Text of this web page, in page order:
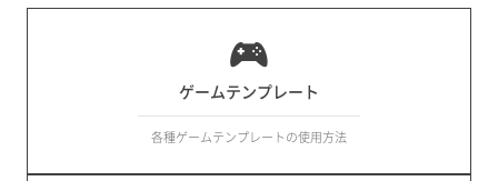
ゲームテンプレート
各種ゲームテンプレートの使用方法